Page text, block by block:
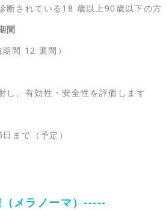
されている18 歳以上90歳以下の方
いただく期間
間 12 週間）
、有効性・安全性を評価します
で（予定）
メラノーマ）-----